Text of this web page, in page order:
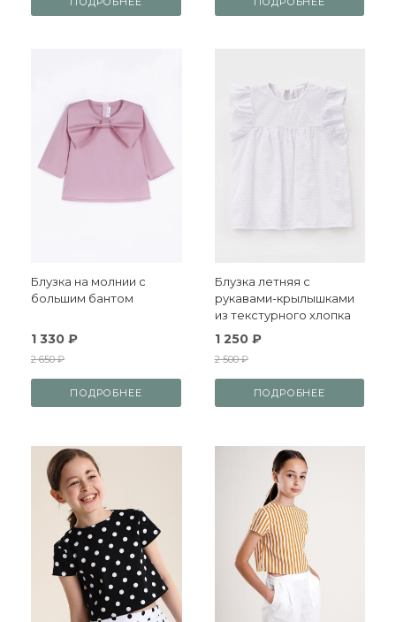
Блузка на молнии с
большим бантом
1 330 ₽
2 650 ₽
ПОДРОБНЕЕ
Блузка летняя с
рукавами-крылышками
из текстурного хлопка
1 250 ₽
2 500 ₽
ПОДРОБНЕЕ